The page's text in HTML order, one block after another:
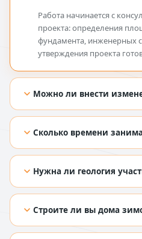
Работа начинается с
проекта: определения
фундамента, инженерных
утверждения проекта
Можно ли внести
[TODO: добавить ответ из
Сколько времени
[TODO: добавить ответ из
Нужна ли геология
[TODO: добавить ответ из
Строите ли вы дома
[TODO: добавить ответ из